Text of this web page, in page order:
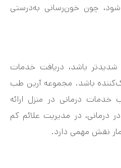
چون خون‌رسانی به‌درستی
باشد، دریافت خدمات
باشد. مجموعه آرین طب
۶ صبح تا ۱۲ شب خدمات درمانی در منزل ارائه
درمانی، در مدیریت علائم کم‌
نقش مهمی دارد.